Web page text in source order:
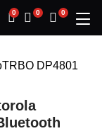
0 0 0
DP4801